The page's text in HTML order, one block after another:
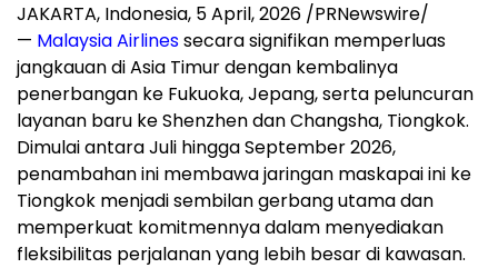
JAKARTA, Indonesia, 5 April, 2026 /PRNewswire/
— Malaysia Airlinessecara signifikan memperluas
jangkauan di Asia Timur dengan kembalinya
penerbangan ke Fukuoka, Jepang, serta peluncuran
layanan baru ke Shenzhen dan Changsha, Tiongkok.
Dimulai antara Juli hingga September 2026,
penambahan ini membawa jaringan maskapai ini ke
Tiongkok menjadi sembilan gerbang utama dan
memperkuat komitmennya dalam menyediakan
fleksibilitas perjalanan yang lebih besar di kawasan.